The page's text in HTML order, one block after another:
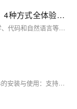
零门槛部署 DeepSeek 模型方案实测：4种方式全体验与避坑指南
DeepSeek-R1 作为当前热门的推理模型，在数学、代码和自然语言等复杂任务上表现出色。阿里云推出的"零门槛、轻松部署您的专属 DeepSeek 模型"解决方案，提供了 4 种不同维度的使用方式：百炼 API 调用、函数计算 Serverless 部署、容器服务集群部署和 GPU 云服务器手动部署。本文从实际体验出发，逐一走通 4 条路径，记录部署过程中的踩坑经历、文档准确性和成本分析，最终给出不同场景下的最佳选择推荐。
本文介绍了Windows下Java多版本管理工具jvms的安装与使用：支持一键初始化、查看/安装/切换JDK（如Java 21），解决Java 8与新版共存难题。操作简单，需注意环境变量顺序以确保生效。（239字）